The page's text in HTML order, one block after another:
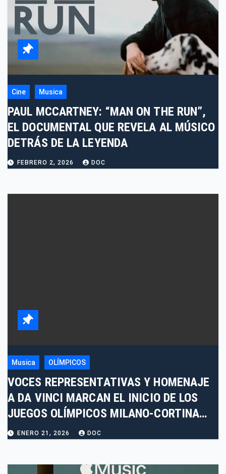
Cine Musica
PAUL MCCARTNEY: “MAN ON THE RUN”,
EL DOCUMENTAL QUE REVELA AL MÚSICO
DETRÁS DE LA LEYENDA
FEBRERO 2, 2026 DOC
Musica OLÍMPICOS
VOCES REPRESENTATIVAS Y HOMENAJE
A DA VINCI MARCAN EL INICIO DE LOS
JUEGOS OLÍMPICOS MILANO-CORTINA
2026
ENERO 21, 2026 DOC